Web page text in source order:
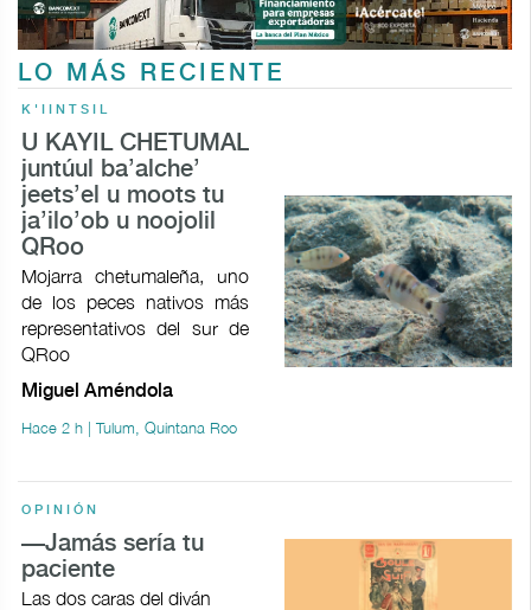
LO MÁS RECIENTE
K'IINTSIL
U KAYIL CHETUMAL
juntúul ba’alche’
jeets’el u moots tu
ja’ilo’ob u noojolil
QRoo
Mojarra chetumaleña, uno
de los peces nativos más
representativos del sur de
QRoo
Miguel Améndola
Hace 2 h | Tulum, Quintana Roo
OPINIÓN
—Jamás sería tu
paciente
Las dos caras del diván